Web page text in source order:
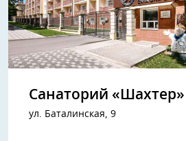
Санаторий «Шахтер»
ул. Баталинская, 9